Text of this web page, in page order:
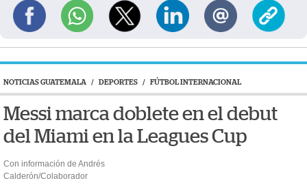
NOTICIAS GUATEMALA / DEPORTES / FÚTBOL INTERNACIONAL
Messi marca doblete en el debut
del Miami en la Leagues Cup
Con información de Andrés
Calderón/Colaborador